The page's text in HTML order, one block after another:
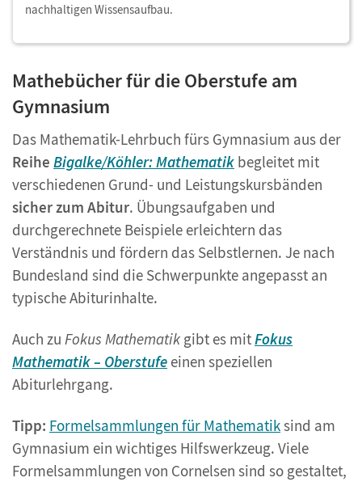
nachhaltigen Wissensaufbau.
Mathebücher für die Oberstufe am
Gymnasium
Das Mathematik-Lehrbuch fürs Gymnasium aus der
Reihe Bigalke/Köhler: Mathematik begleitet mit
verschiedenen Grund- und Leistungskursbänden
sicher zum Abitur. Übungsaufgaben und
durchgerechnete Beispiele erleichtern das
Verständnis und fördern das Selbstlernen. Je nach
Bundesland sind die Schwerpunkte angepasst an
typische Abiturinhalte.
Auch zu Fokus Mathematik gibt es mitFokus
Mathematik – Oberstufe einen speziellen
Abiturlehrgang.
Tipp: Formelsammlungen für Mathematiksind am
Gymnasium ein wichtiges Hilfswerkzeug. Viele
Formelsammlungen von Cornelsen sind so gestaltet,